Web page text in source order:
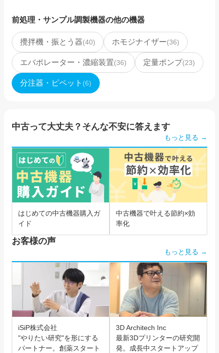
前処理・サンプル調製機器の他の機器
攪拌機・振とう器(40) ホモジナイザー(36)
エバポレーター・濃縮装置(36) 定量ポンプ(23)
分注器・ピペット (6)
中古って大丈夫？そんな不安に答えます
もっと見る →
はじめての中古機器購入ガ
イド
中古機器で叶える節約×効
率化
お客様の声
もっと見る →
iSiP株式会社
"やりたい研究"を形にする
パートナー。創薬スタート
3D Architech Inc
最新3Dプリンターの研究開
発。成長中スタートアップ